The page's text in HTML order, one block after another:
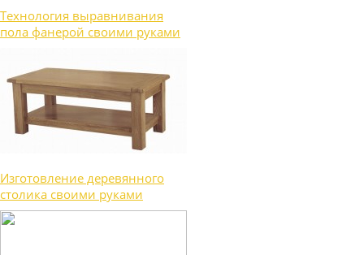
Технология выравнивания
пола фанерой своими руками
Изготовление деревянного
столика своими руками